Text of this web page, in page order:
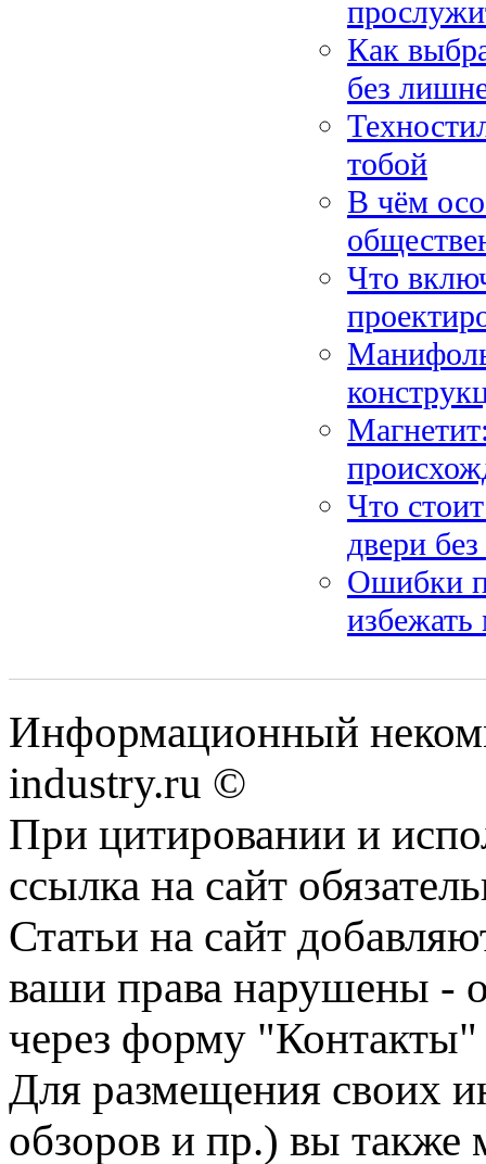
Как
без
тобой
В чём
Что
Что
двери
Ошибки
избежать
Информационный
industry.ru ©
При цитировании и
ссылка на сайт
Статьи на сайт
ваши права нарушены -
через форму "Контакты"
Для размещения своих
обзоров и пр.) вы также